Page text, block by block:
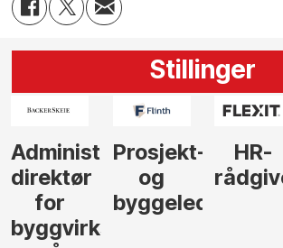
Stillinger
HR-
rådgiver
Prosjektleder
/
Vi